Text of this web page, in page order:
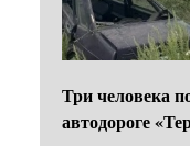
Три человека
автодороге